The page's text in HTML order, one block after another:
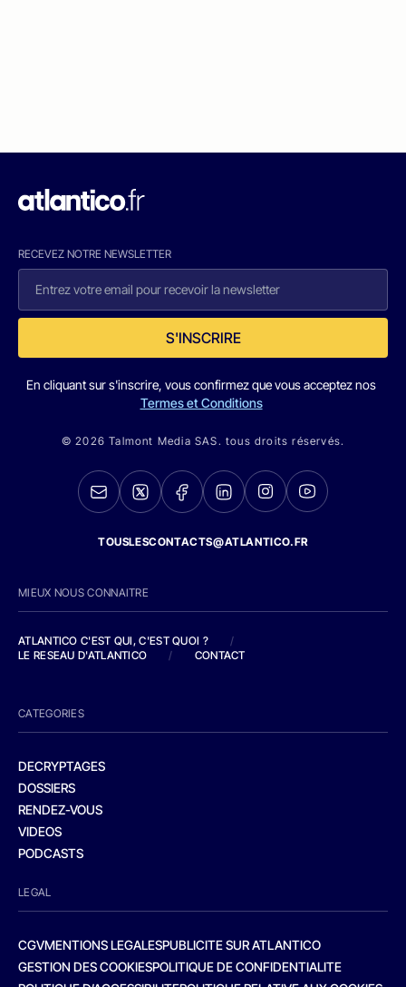
RECEVEZ NOTRE NEWSLETTER
S'INSCRIRE
En cliquant sur s'inscrire, vous confirmez que vous acceptez nos
Termes et Conditions
© 2026 Talmont Media SAS. tous droits réservés.
TOUSLESCONTACTS@ATLANTICO.FR
MIEUX NOUS CONNAITRE
ATLANTICO C'EST QUI, C'EST QUOI ?
/
LE RESEAU D'ATLANTICO
/ CONTACT
CATEGORIES
DECRYPTAGES
DOSSIERS
RENDEZ-VOUS
VIDEOS
PODCASTS
LEGAL
CGVMENTIONS LEGALESPUBLICITE SUR ATLANTICO
GESTION DES COOKIESPOLITIQUE DE CONFIDENTIALITE